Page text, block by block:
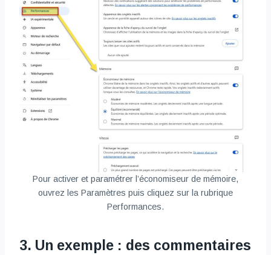
Pour activer et paramétrer l’économiseur de mémoire,
ouvrez les Paramètres puis cliquez sur la rubrique
Performances.
3. Un exemple : des commentaires